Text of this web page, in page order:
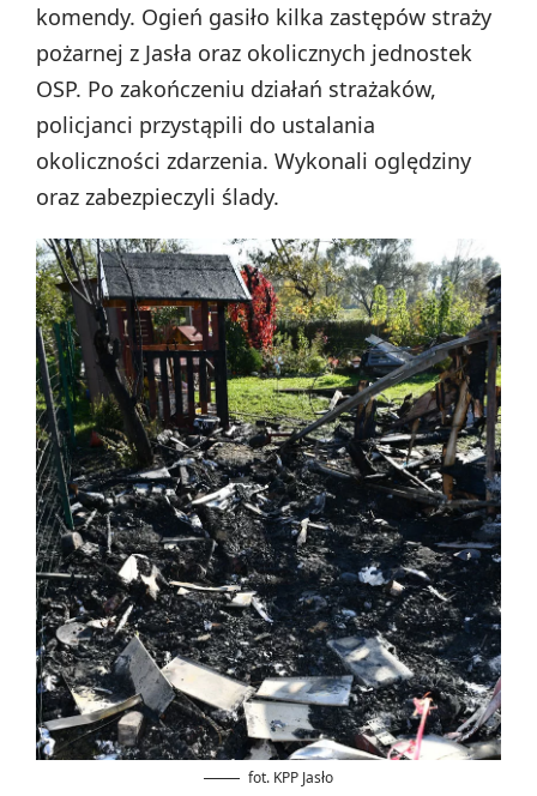
komendy. Ogień gasiło kilka zastępów straży
pożarnej z Jasła oraz okolicznych jednostek
OSP. Po zakończeniu działań strażaków,
policjanci przystąpili do ustalania
okoliczności zdarzenia. Wykonali oględziny
oraz zabezpieczyli ślady.
fot. KPP Jasło